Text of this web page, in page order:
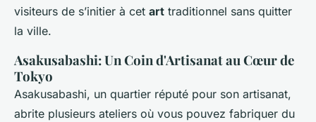
visiteurs de s’initier à cet art traditionnel sans quitter
la ville.
Asakusabashi: Un Coin d'Artisanat au Cœur de
Tokyo
Asakusabashi, un quartier réputé pour son artisanat,
abrite plusieurs ateliers où vous pouvez fabriquer du